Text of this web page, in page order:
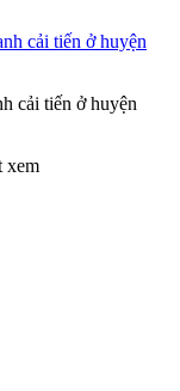
cải tiến ở huyện
cải tiến ở huyện
xem